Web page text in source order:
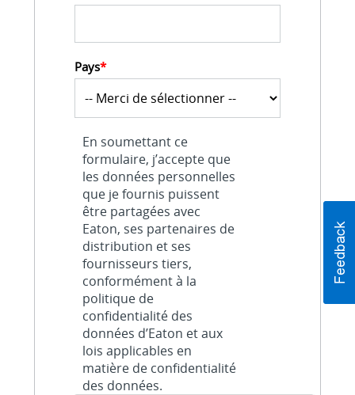
Pays*
En soumettant ce
formulaire, j’accepte que
les données personnelles
que je fournis puissent
être partagées avec
Eaton, ses partenaires de
distribution et ses
fournisseurs tiers,
conformément à la
politique de
confidentialité des
données d’Eaton et aux
lois applicables en
matière de confidentialité
des données.